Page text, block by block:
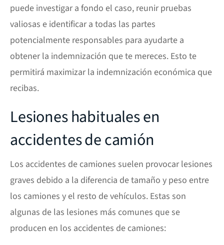
puede investigar a fondo el caso, reunir pruebas
valiosas e identificar a todas las partes
potencialmente responsables para ayudarte a
obtener la indemnización que te mereces. Esto te
permitirá maximizar la indemnización económica que
recibas.
Lesiones habituales en
accidentes de camión
Los accidentes de camiones suelen provocar lesiones
graves debido a la diferencia de tamaño y peso entre
los camiones y el resto de vehículos. Estas son
algunas de las lesiones más comunes que se
producen en los accidentes de camiones: